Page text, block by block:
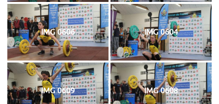
IMG 0606 IMG 0604
IMG 0609 IMG 0608